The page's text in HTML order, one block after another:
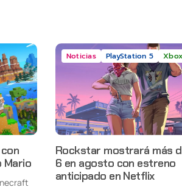
Mario
Noticias PlayStation 5
Rockstar mostrará más
6 en agosto con estreno
anticipado en Netflix